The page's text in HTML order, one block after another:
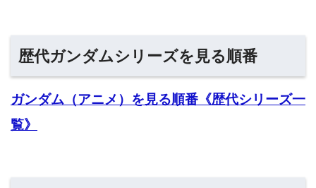
歴代ガンダムシリーズを見る順番
ガンダム（アニメ）を見る順番《歴代シリーズ一
覧》